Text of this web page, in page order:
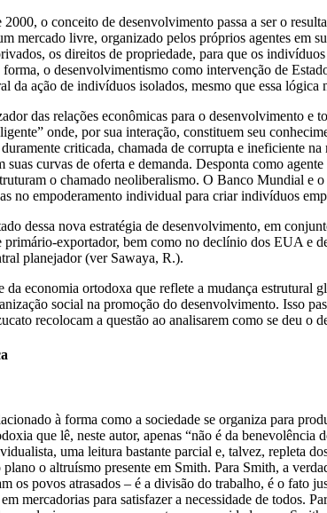
2000, o conceito de desenvolvimento passa a ser o
mercado livre, organizado pelos próprios agentes em
os direitos de propriedade, para que os
o desenvolvimentismo como intervenção de
da ação de indivíduos isolados, mesmo que essa lógica
das relações econômicas para o desenvolvimento
onde, por sua interação, constituem seu
criticada, chamada de corrupta e ineficiente
suas curvas de oferta e demanda. Desponta como
o chamado neoliberalismo. O Banco Mundial
no empoderamento individual para criar indivíduos
dessa nova estratégia de desenvolvimento, em
exportador, bem como no declínio dos EUA e
planejador (ver Sawaya, R.).
da economia ortodoxa que reflete a mudança
social na promoção do desenvolvimento. Isso
recolocam a questão ao analisarem como se deu o
à forma como a sociedade se organiza para
que lê, neste autor, apenas “não é da
uma leitura bastante parcial e, talvez, repleta
o altruísmo presente em Smith. Para Smith, a
os povos atrasados – é a divisão do trabalho, é o
mercadorias para satisfazer a necessidade de todos.